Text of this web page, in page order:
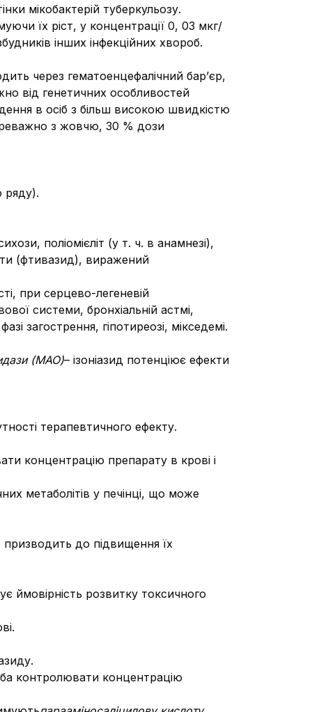
мікобактерій туберкульозу.
їх ріст, у концентрації 0, 03 мкг/
інших інфекційних хвороб.
через гематоенцефалічний бар’єр,
від генетичних особливостей
в осіб з більш високою швидкістю
з жовчю, 30 % дози
ряду).
поліомієліт (у т. ч. в анамнезі),
(фтивазид), виражений
при серцево-легеневій
системи, бронхіальній астмі,
загострення, гіпотиреозі, мікседемі.
(МАО)– ізоніазид потенціює ефекти
терапевтичного ефекту.
концентрацію препарату в крові і
метаболітів у печінці, що може
призводить до підвищення їх
ймовірність розвитку токсичного
контролювати концентрацію